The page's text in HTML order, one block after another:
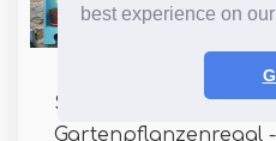
best experience on
Ideen
Schauen Sie sich
Gartenpflanzenregal